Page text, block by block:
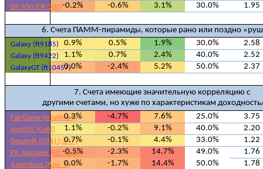
DF-500 (DF-500)-0.2% -0.6% 3.1% 30.0% 1.95
6. Счета ПАММ-пирамиды, которые рано или поздно
Galaxy (ft9185) 0.9% 0.5% 1.9% 30.0% 2.58
Galaxy (ft9422) 1.1% 0.7% 2.4% 40.0% 2.52
GalaxyGT (ft10457)0.0% -2.4% 5.2% 50.0% 2.37
7. Счета имеющие значительную корреляцию с
другими счетами, но хуже по характеристикам
FairGame (Intuitive t)
0.3% -4.7% 7.6% 25.0% 3.75
avp555 (Gold) 1.1% -0.2% 9.1% 40.0% 2.20
Desatnik (U96) (-247)
0.7% -0.1% 4.4% 33.0% 1.22
FX_manager (FX_Gain)
-0.5% -2.3% 14.7% 49.0% 1.76
Asmodeux (Ami_T)0.0% -1.7% 14.4% 50.0% 1.78